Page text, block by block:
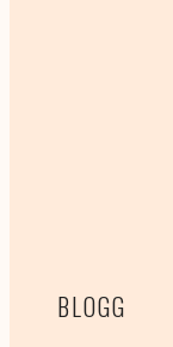
BLOGG